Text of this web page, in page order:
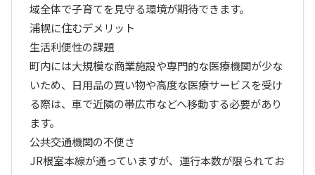
域全体で子育てを見守る環境が期待できます。
浦幌に住むデメリット
生活利便性の課題
町内には大規模な商業施設や専門的な医療機関が少な
いため、日用品の買い物や高度な医療サービスを受け
る際は、車で近隣の帯広市などへ移動する必要があり
ます。
公共交通機関の不便さ
JR根室本線が通っていますが、運行本数が限られてお